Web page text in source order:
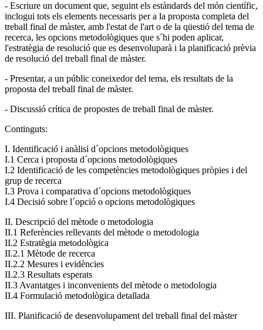
- Escriure un document que, seguint els estàndards del món científic,
inclogui tots els elements necessaris per a la proposta completa del
treball final de màster, amb l'estat de l'art o de la qüestió del tema de
recerca, les opcions metodològiques que s´hi poden aplicar,
l'estratègia de resolució que es desenvoluparà i la planificació prèvia
de resolució del treball final de màster.
- Presentar, a un públic coneixedor del tema, els resultats de la
proposta del treball final de màster.
- Discussió crítica de propostes de treball final de màster.
Continguts:
I. Identificació i anàlisi d´opcions metodològiques
I.1 Cerca i proposta d´opcions metodològiques
I.2 Identificació de les competències metodològiques pròpies i del
grup de recerca
I.3 Prova i comparativa d´opcions metodològiques
I.4 Decisió sobre l´opció o opcions metodològiques
II. Descripció del mètode o metodologia
II.1 Referències rellevants del mètode o metodologia
II.2 Estratègia metodològica
II.2.1 Mètode de recerca
II.2.2 Mesures i evidències
II.2.3 Resultats esperats
II.3 Avantatges i inconvenients del mètode o metodologia
II.4 Formulació metodològica detallada
III. Planificació de desenvolupament del treball final del màster